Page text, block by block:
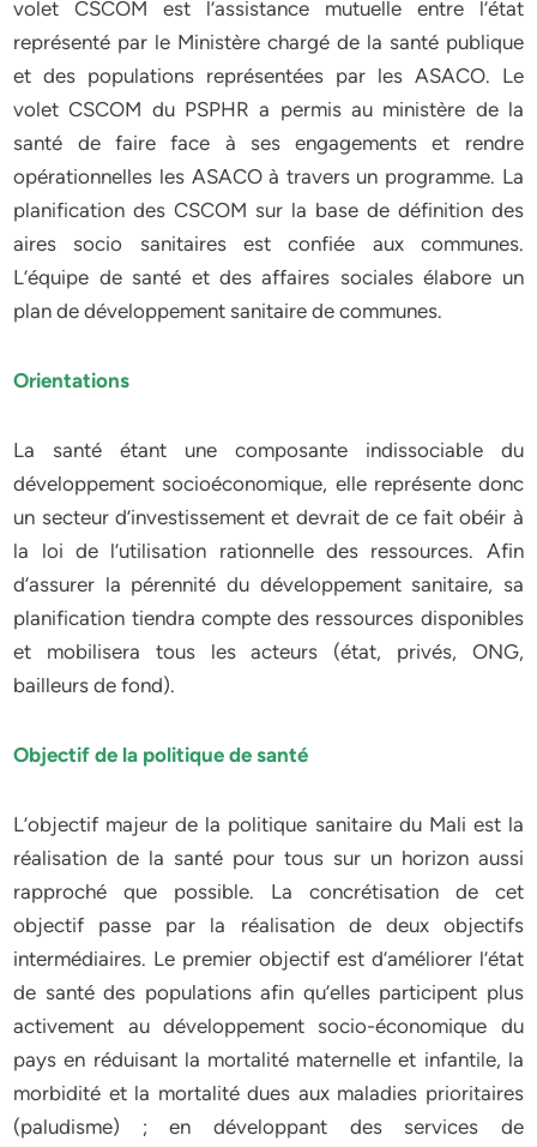
volet CSCOM est l’assistance mutuelle entre l’état
représenté par le Ministère chargé de la santé publique
et des populations représentées par les ASACO. Le
volet CSCOM du PSPHR a permis au ministère de la
santé de faire face à ses engagements et rendre
opérationnelles les ASACO à travers un programme. La
planification des CSCOM sur la base de définition des
aires socio sanitaires est confiée aux communes.
L’équipe de santé et des affaires sociales élabore un
plan de développement sanitaire de communes.
Orientations
La santé étant une composante indissociable du
développement socioéconomique, elle représente donc
un secteur d’investissement et devrait de ce fait obéir à
la loi de l’utilisation rationnelle des ressources. Afin
d’assurer la pérennité du développement sanitaire, sa
planification tiendra compte des ressources disponibles
et mobilisera tous les acteurs (état, privés, ONG,
bailleurs de fond).
Objectif de la politique de santé
L’objectif majeur de la politique sanitaire du Mali est la
réalisation de la santé pour tous sur un horizon aussi
rapproché que possible. La concrétisation de cet
objectif passe par la réalisation de deux objectifs
intermédiaires. Le premier objectif est d’améliorer l’état
de santé des populations afin qu’elles participent plus
activement au développement socio-économique du
pays en réduisant la mortalité maternelle et infantile, la
morbidité et la mortalité dues aux maladies prioritaires
(paludisme) ; en développant des services de